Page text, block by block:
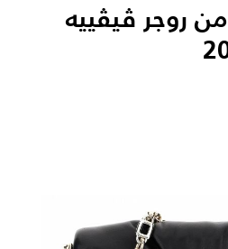
حقيبة Viv’Choc من روجر ڤيڤييه